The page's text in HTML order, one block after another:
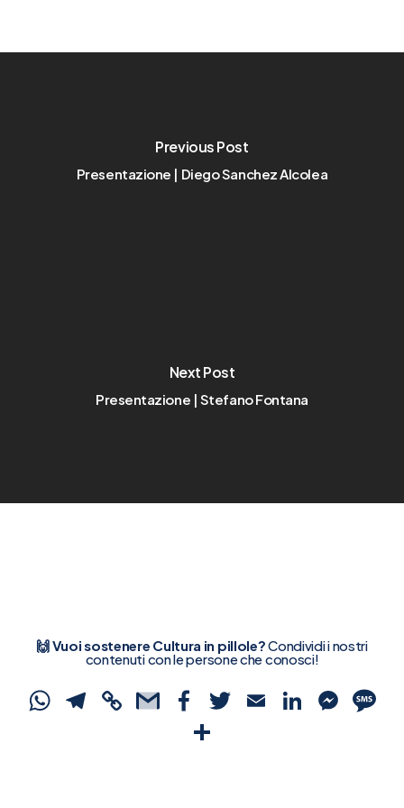
Previous Post
Presentazione | Diego Sanchez Alcolea
Next Post
Presentazione | Stefano Fontana
🙌 Vuoi sostenere Cultura in pillole?Condividi i nostri
contenuti con le persone che conosci!
WhatsApp
Telegram
CopyGmailFacebook
Twitter
Email